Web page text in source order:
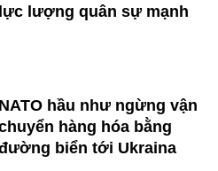
lực lượng quân sự mạnh
NATO hầu như ngừng vận
hàng hóa bằng
biển tới Ukraina